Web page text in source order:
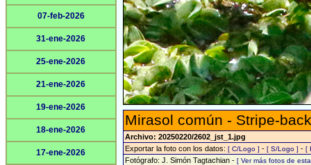
07-feb-2026
31-ene-2026
25-ene-2026
21-ene-2026
19-ene-2026
18-ene-2026
17-ene-2026
Mirasol común - Stripe-
Archivo: 20250220/2602_jst_1.jpg
Exportar la foto con los datos: [ C/Logo ] - [ S/Logo ] - [
Fotógrafo: J. Simón Tagtachian - [ Ver más fotos de